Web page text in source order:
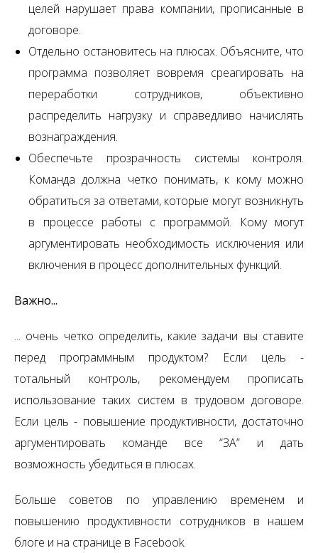
целей нарушает права компании, прописанные в
договоре.
Отдельно остановитесь на плюсах. Объясните, что
программа позволяет вовремя среагировать на
переработки сотрудников, объективно
распределить нагрузку и справедливо начислять
вознаграждения.
Обеспечьте прозрачность системы контроля.
Команда должна четко понимать, к кому можно
обратиться за ответами, которые могут возникнуть
в процессе работы с программой. Кому могут
аргументировать необходимость исключения или
включения в процесс дополнительных функций.
Важно...
... очень четко определить, какие задачи вы ставите
перед программным продуктом? Если цель -
тотальный контроль, рекомендуем прописать
использование таких систем в трудовом договоре.
Если цель - повышение продуктивности, достаточно
аргументировать команде все “ЗА” и дать
возможность убедиться в плюсах.
Больше советов по управлению временем и
повышению продуктивности сотрудников в нашем
блоге и на странице в Facebook.